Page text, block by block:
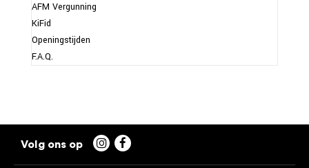
AFM Vergunning
KiFid
Openingstijden
F.A.Q.
 